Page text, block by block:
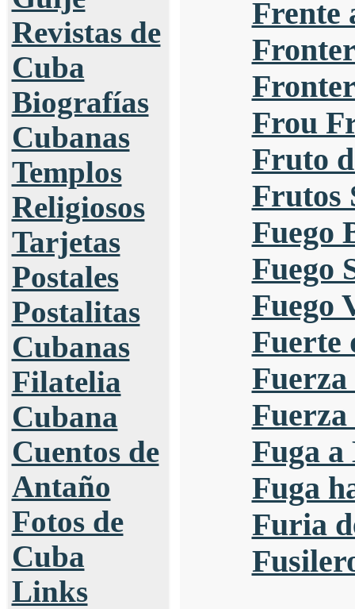
Revistas de
Cuba
Biografías
Cubanas
Templos
Religiosos
Tarjetas
Postales
Postalitas
Cubanas
Filatelia
Cubana
Cuentos de
Antaño
Fotos de
Cuba
Links
Frente
Frou
Fruto
Frutos
Fuego
Fuego
Fuego
Fuerte
Fuerza
Fuga
Fuga
Furia